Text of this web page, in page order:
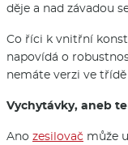
děje a nad závadou
Co říci k vnitřní
napovídá o
nemáte verzi ve
Vychytávky, aneb
Ano zesilovač může